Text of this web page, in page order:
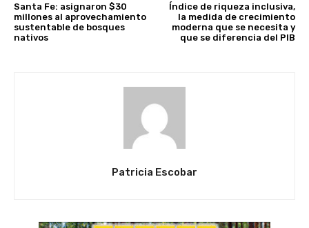
Santa Fe: asignaron $30
millones al aprovechamiento
sustentable de bosques
nativos
Índice de riqueza inclusiva,
la medida de crecimiento
moderna que se necesita y
que se diferencia del PIB
Patricia Escobar